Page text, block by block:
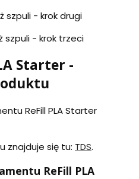
Starter -
ReFill PLA Starter
znajduje się tu: TDS.
ReFill PLA